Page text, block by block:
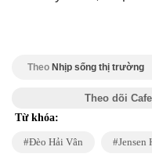
Theo Nhịp sống thị trường
Theo dõi
Từ khóa:
Đèo Hải Vân Jensen